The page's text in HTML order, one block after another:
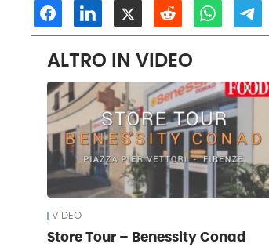
ALTRO IN VIDEO
VIDEO
Store Tour – Benessity Conad